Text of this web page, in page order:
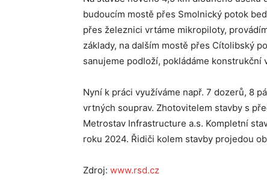
budoucím mostě přes Smolnický potok
přes železnici vrtáme mikropiloty,
základy, na dalším mostě přes Cítolibský
sanujeme podloží, pokládáme
Nyní k práci využíváme např. 7 dozerů, 8
vrtných souprav. Zhotovitelem stavby s
Metrostav Infrastructure a.s. Kompletní
roku 2024. Řidiči kolem stavby projedou
Zdroj: www.rsd.cz